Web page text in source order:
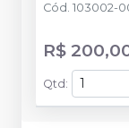
Cód. 103002-
R$
Qtd :